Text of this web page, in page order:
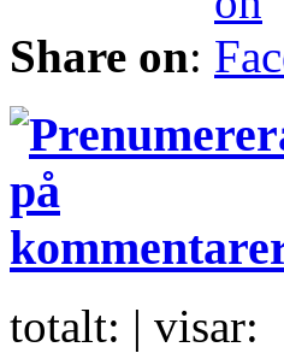
Share on:
totalt: | visar: